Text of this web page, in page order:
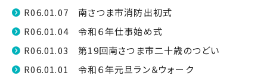
R06.01.07 南さつま市消防出初式
R06.01.04 令和６年仕事始め式
R06.01.03 第19回南さつま市二十歳のつどい
R06.01.01 令和６年元旦ラン＆ウォーク